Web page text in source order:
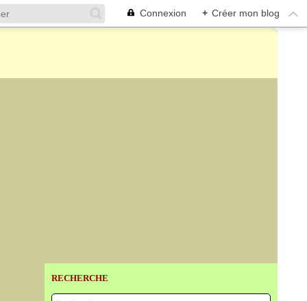
Connexion + Créer mon blog
RECHERCHE